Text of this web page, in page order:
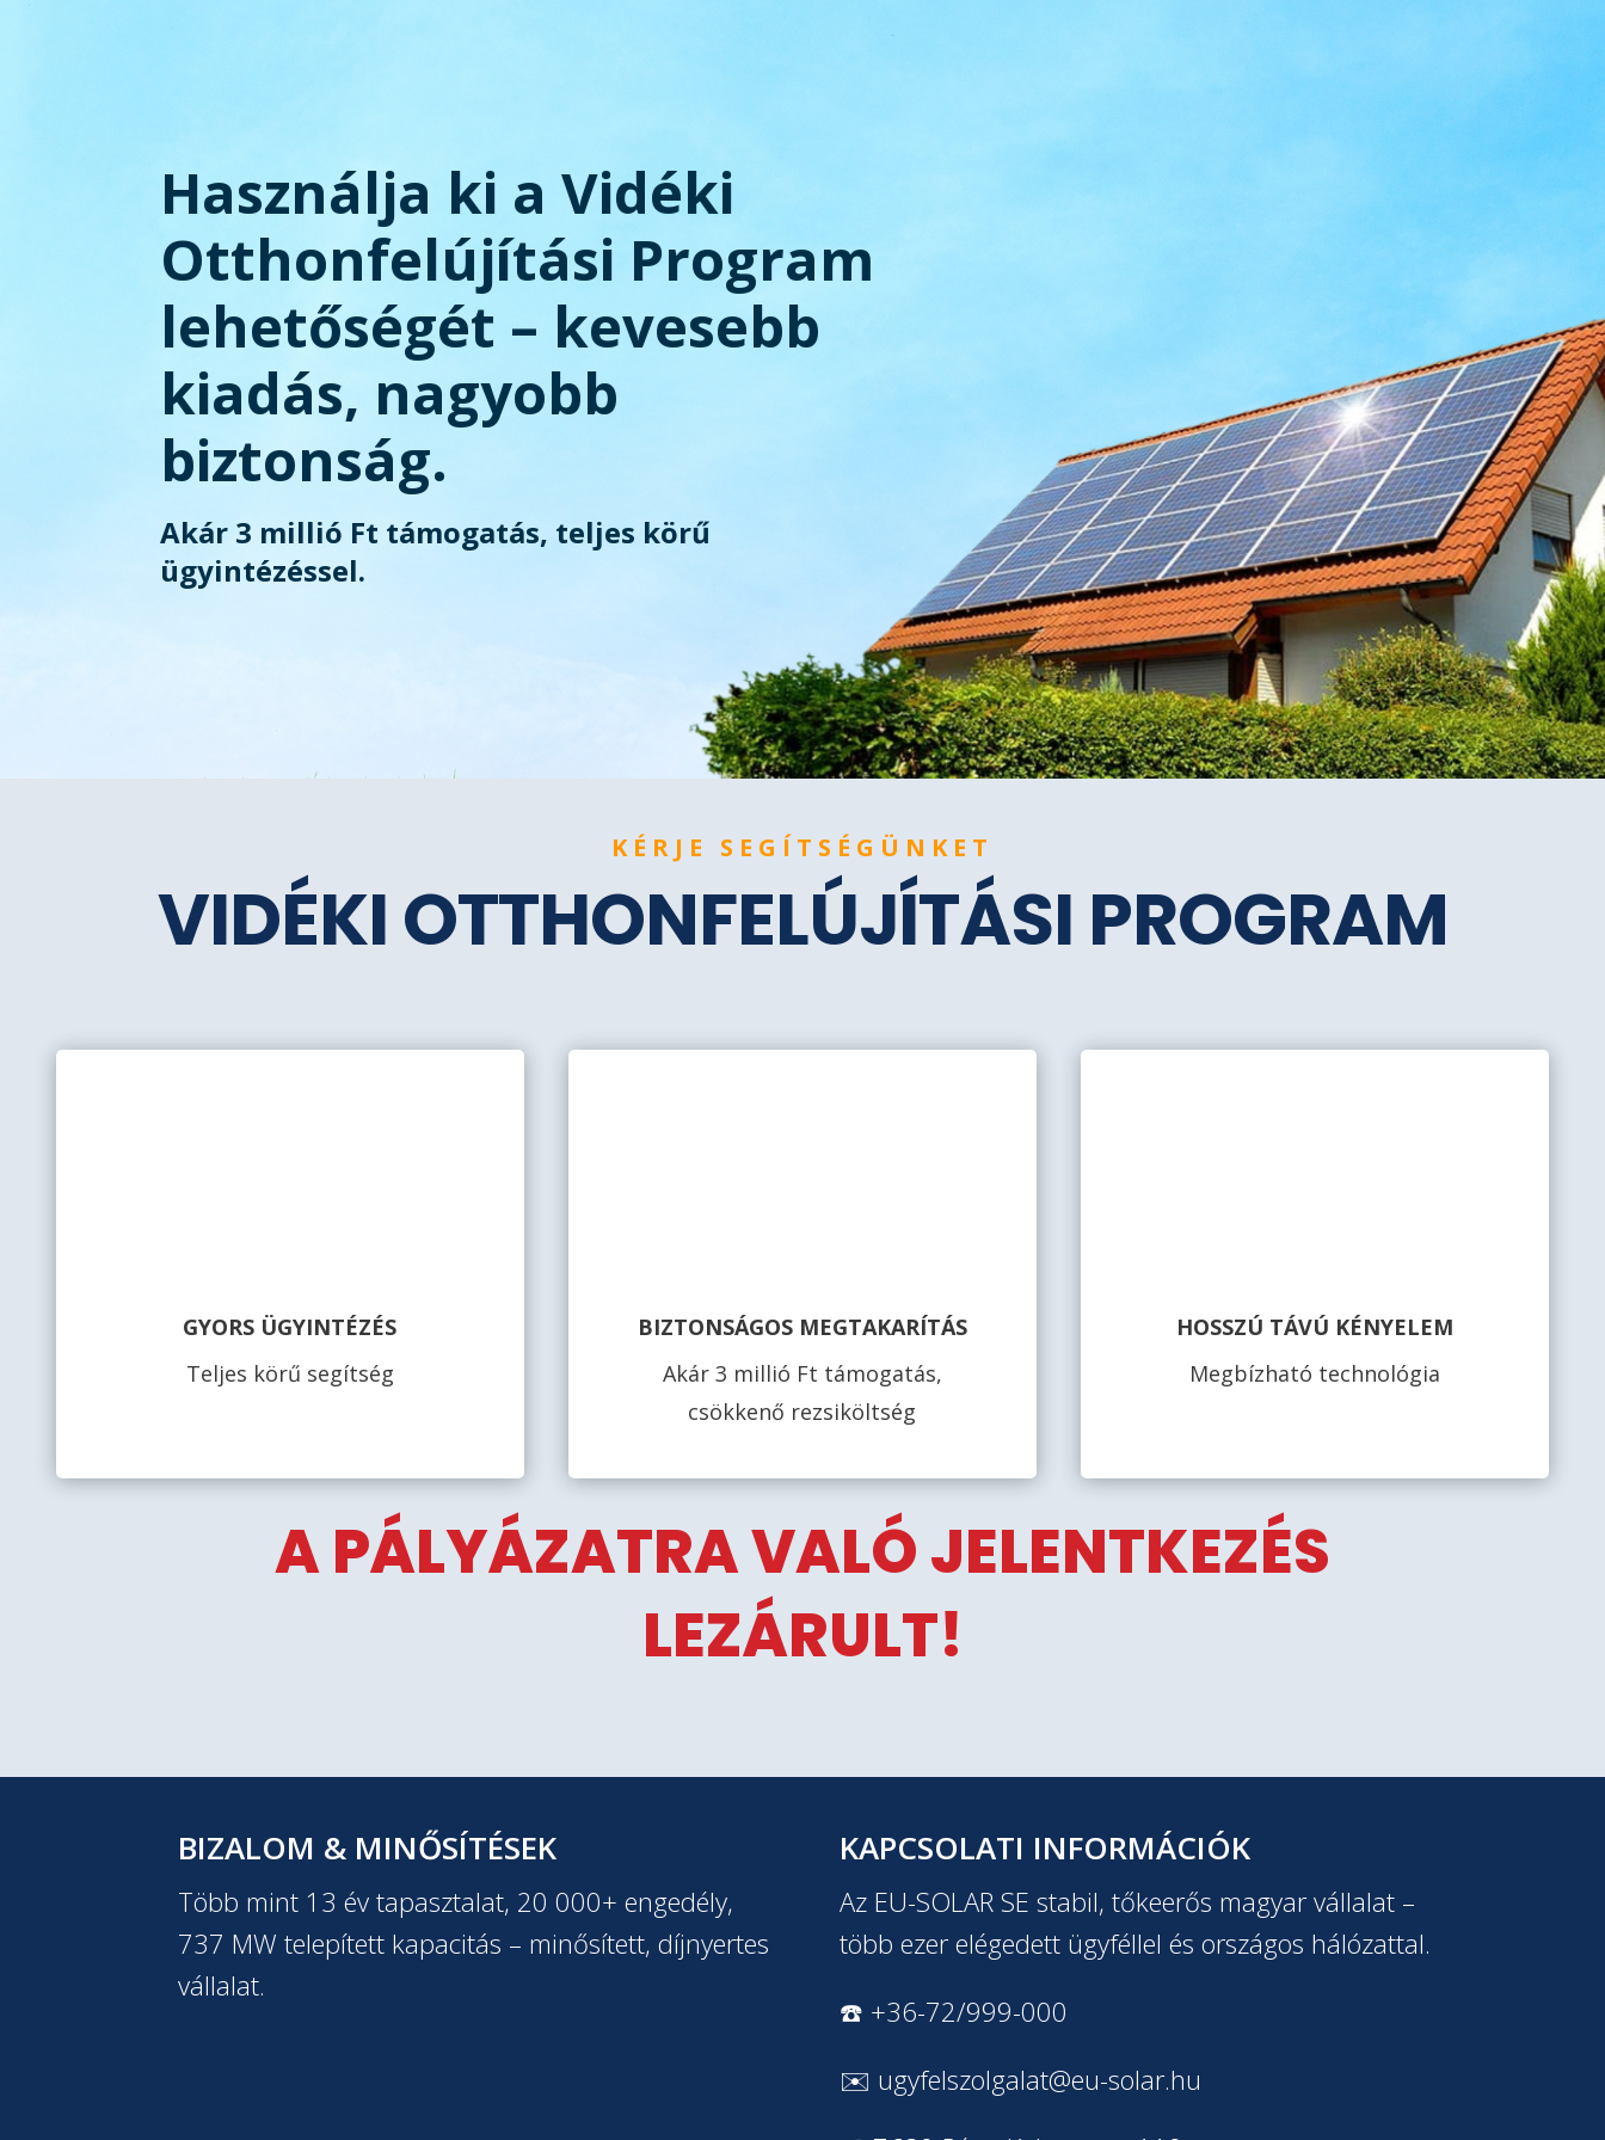
Használja ki a Vidéki
Otthonfelújítási Program
lehetőségét – kevesebb
kiadás, nagyobb
biztonság.
Akár 3 millió Ft támogatás, teljes körű
ügyintézéssel.
KÉRJE SEGÍTSÉGÜNKET
VIDÉKI OTTHONFELÚJÍTÁSI PROGRAM
GYORS ÜGYINTÉZÉS
Teljes körű segítség
BIZTONSÁGOS MEGTAKARÍTÁS
Akár 3 millió Ft támogatás,
csökkenő rezsiköltség
HOSSZÚ TÁVÚ KÉNYELEM
Megbízható technológia
A PÁLYÁZATRA VALÓ JELENTKEZÉS
LEZÁRULT!
BIZALOM & MINŐSÍTÉSEK
Több mint 13 év tapasztalat, 20 000+ engedély,
737 MW telepített kapacitás – minősített, díjnyertes
vállalat.
KAPCSOLATI INFORMÁCIÓK
Az EU-SOLAR SE stabil, tőkeerős magyar vállalat –
több ezer elégedett ügyféllel és országos hálózattal.
☎️ +36-72/999-000
✉️ ugyfelszolgalat@eu-solar.hu